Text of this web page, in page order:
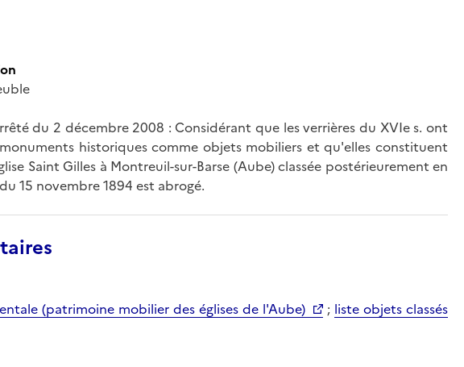
du 2 décembre 2008 : Considérant que les verrières du XVIe s. ont
historiques comme objets mobiliers et qu'elles constituent
Saint Gilles à Montreuil-sur-Barse (Aube) classée postérieurement en
15 novembre 1894 est abrogé.
(patrimoine mobilier des églises de l'Aube)
; liste objets classés